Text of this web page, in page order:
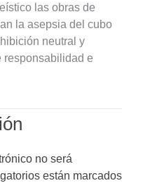
las obras de
la asepsia del cubo
neutral y
responsabilidad e
no será
están marcados